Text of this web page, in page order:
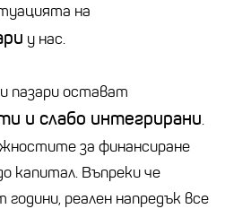
на
у нас.
пазари остават
и слабо интегрирани.
за финансиране
капитал. Въпреки че
реален напредък все